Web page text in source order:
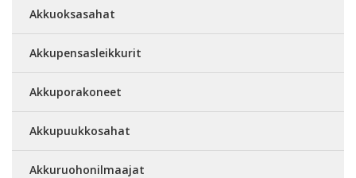
Akkuoksasahat
Akkupensasleikkurit
Akkuporakoneet
Akkupuukkosahat
Akkuruohonilmaajat